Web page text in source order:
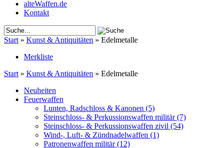
alteWaffen.de
Kontakt
Start » Kunst & Antiquitäten » Edelmetalle
Merkliste
Start » Kunst & Antiquitäten » Edelmetalle
Neuheiten
Feuerwaffen
Lunten, Radschloss & Kanonen (5)
Steinschloss- & Perkussionswaffen militär(7)
Steinschloss- & Perkussionswaffen zivil (54)
Wind-, Luft- & Zündnadelwaffen (1)
Patronenwaffen militär(12)